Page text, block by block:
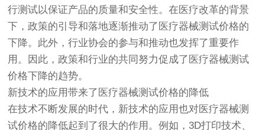
行测试以保证产品的质量和安全性。在医疗改革的背景
下，政策的引导和落地逐渐推动了医疗器械测试价格的
下降。此外，行业协会的参与和推动也发挥了重要作
用。因此，政策和行业的共同努力促成了医疗器械测试
价格下降的趋势。
新技术的应用带来了医疗器械测试价格的降低
在技术不断发展的时代，新技术的应用也对医疗器械测
试价格的降低起到了很大的作用。例如，3D打印技术、